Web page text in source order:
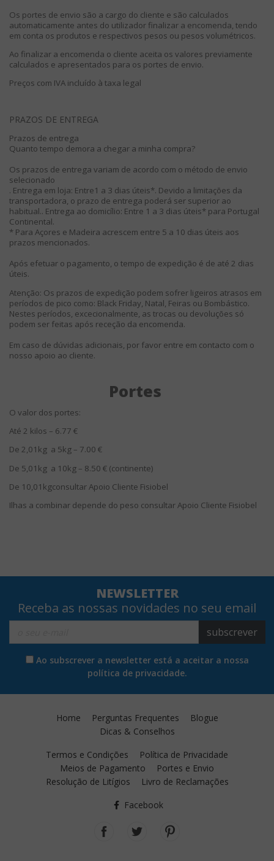
Os portes de envio são a cargo do cliente e são calculados
automaticamente antes do utilizador finalizar a encomenda, tendo
em conta os produtos e respectivos pesos ou pesos volumétricos.
Ao finalizar a encomenda o cliente aceita os valores previamente
calculados e apresentados para os portes de envio.
Preços com IVA incluído à taxa legal
PRAZOS DE ENTREGA
Prazos de entrega
Quanto tempo demora a chegar a minha compra?
Os prazos de entrega variam de acordo com o método de envio
selecionado
. Entrega em loja: Entre1 a 3 dias úteis*. Devido a limitações da
transportadora, o prazo de entrega poderá ser superior ao
habitual.. Entrega ao domicílio: Entre 1 a 3 dias úteis* para Portugal
Continental.
* Para Açores e Madeira acrescem entre 5 a 10 dias úteis aos
prazos mencionados.
Após efetuar o pagamento, o tempo de expedição é de até 2 dias
úteis.
Atenção: Os prazos de expedição podem sofrer ligeiros atrasos em
períodos de pico como: Black Friday, Natal, Feiras ou Bombástico.
Nestes períodos, excecionalmente, as trocas ou devoluções só
podem ser feitas após receção da encomenda.
Em caso de dúvidas adicionais, por favor entre em contacto com o
nosso apoio ao cliente.
Portes
O valor dos portes:
Até 2 kilos – 6.77 €
De 2,01kg a 5kg – 7.00 €
De 5,01kg a 10kg – 8.50 € (continente)
De 10,01kgconsultar Apoio Cliente Fisiobel
Ilhas a combinar depende do peso consultar Apoio Cliente Fisiobel
NEWSLETTER
Receba as nossas novidades no seu email
subscrever
Ao subscrever a newsletter está a aceitar a nossa
política de privacidade.
Home Perguntas Frequentes
Blogue
Dicas & Conselhos
Termos e Condições
Política de Privacidade
Meios de Pagamento
Portes e Envio
Resolução de Litígios
Livro de Reclamações
Facebook